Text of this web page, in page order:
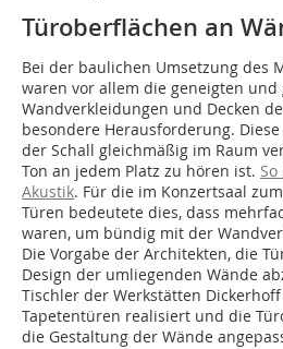
Türoberflächen an
Bei der baulichen Umsetzung des
waren vor allem die geneigten und
Wandverkleidungen und Decken
besondere Herausforderung.
der Schall gleichmäßig im Raum
Ton an jedem Platz zu hören ist.
Akustik. Für die im Konzertsaal
Türen bedeutete dies, dass
waren, um bündig mit der
Die Vorgabe der Architekten, die
Design der umliegenden Wände
Tischler der Werkstätten
Tapetentüren realisiert und die
die Gestaltung der Wände